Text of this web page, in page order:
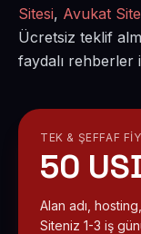
Sitesi, Avukat
Ücretsiz teklif
faydalı rehberler
TEK & ŞEFFAF
50
Alan adı,
Siteniz 1-3 iş